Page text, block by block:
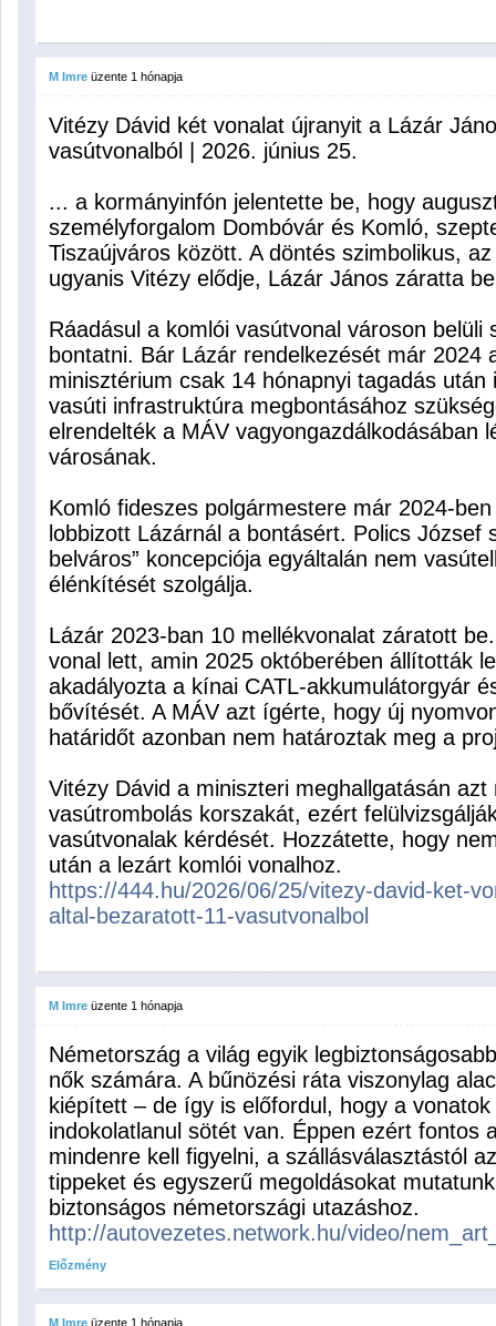
M Imre üzente 1 hónapja
Vitézy Dávid két vonalat újranyit a Lázár
vasútvonalból | 2026. június 25.
... a kormányinfón jelentette be, hogy
személyforgalom Dombóvár és Komló,
Tiszaújváros között. A döntés szimbolikus,
ugyanis Vitézy elődje, Lázár János záratta
Ráadásul a komlói vasútvonal városon
bontatni. Bár Lázár rendelkezését már 2024
minisztérium csak 14 hónapnyi tagadás
vasúti infrastruktúra megbontásához
elrendelték a MÁV vagyongazdálkodásában
városának.
Komló fideszes polgármestere már 2024-
lobbizott Lázárnál a bontásért. Polics József
belváros” koncepciója egyáltalán nem
élénkítését szolgálja.
Lázár 2023-ban 10 mellékvonalat záratott
vonal lett, amin 2025 októberében állították
akadályozta a kínai CATL-akkumulátorgyár
bővítését. A MÁV azt ígérte, hogy új
határidőt azonban nem határoztak meg a
Vitézy Dávid a miniszteri meghallgatásán
vasútrombolás korszakát, ezért
vasútvonalak kérdését. Hozzátette, hogy
után a lezárt komlói vonalhoz.
https://444.hu/2026/06/25/vitezy-david-ket-
altal-bezaratott-11-vasutvonalbol
M Imre üzente 1 hónapja
Németország a világ egyik
nők számára. A bűnözési ráta viszonylag
kiépített – de így is előfordul, hogy a
indokolatlanul sötét van. Éppen ezért fontos
mindenre kell figyelni, a szállásválasztástól
tippeket és egyszerű megoldásokat
biztonságos németországi utazáshoz.
http://autovezetes.network.hu/video/
Előzmény
M Imre üzente 1 hónapja